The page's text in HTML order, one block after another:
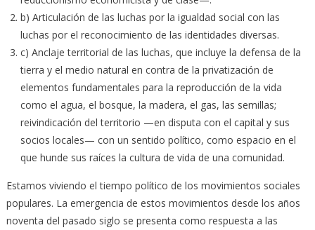
b) Articulación de las luchas por la igualdad social con las
luchas por el reconocimiento de las identidades diversas.
c) Anclaje territorial de las luchas, que incluye la defensa de la
tierra y el medio natural en contra de la privatización de
elementos fundamentales para la reproducción de la vida
como el agua, el bosque, la madera, el gas, las semillas;
reivindicación del territorio —en disputa con el capital y sus
socios locales— con un sentido político, como espacio en el
que hunde sus raíces la cultura de vida de una comunidad.
Estamos viviendo el tiempo político de los movimientos sociales
populares. La emergencia de estos movimientos desde los años
noventa del pasado siglo se presenta como respuesta a las